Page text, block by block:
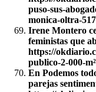
puso-sus-
monica-oltra-
Irene Montero
feministas que
https://
publico-2-000-
En Podemos
parejas